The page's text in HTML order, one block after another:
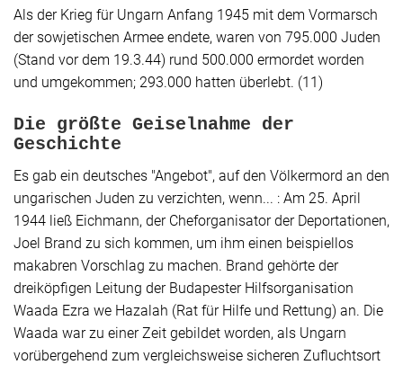
Als der Krieg für Ungarn Anfang 1945 mit dem Vormarsch
der sowjetischen Armee endete, waren von 795.000 Juden
(Stand vor dem 19.3.44) rund 500.000 ermordet worden
und umgekommen; 293.000 hatten überlebt. (11)
Die größte Geiselnahme der
Geschichte
Es gab ein deutsches "Angebot", auf den Völkermord an den
ungarischen Juden zu verzichten, wenn... : Am 25. April
1944 ließ Eichmann, der Cheforganisator der Deportationen,
Joel Brand zu sich kommen, um ihm einen beispiellos
makabren Vorschlag zu machen. Brand gehörte der
dreiköpfigen Leitung der Budapester Hilfsorganisation
Waada Ezra we Hazalah (Rat für Hilfe und Rettung) an. Die
Waada war zu einer Zeit gebildet worden, als Ungarn
vorübergehend zum vergleichsweise sicheren Zufluchtsort